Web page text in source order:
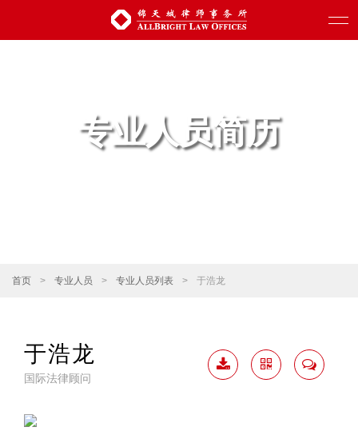
专业人员简历
首页 > 专业人员 > 专业人员列表 > 于浩龙
于浩龙
国际法律顾问